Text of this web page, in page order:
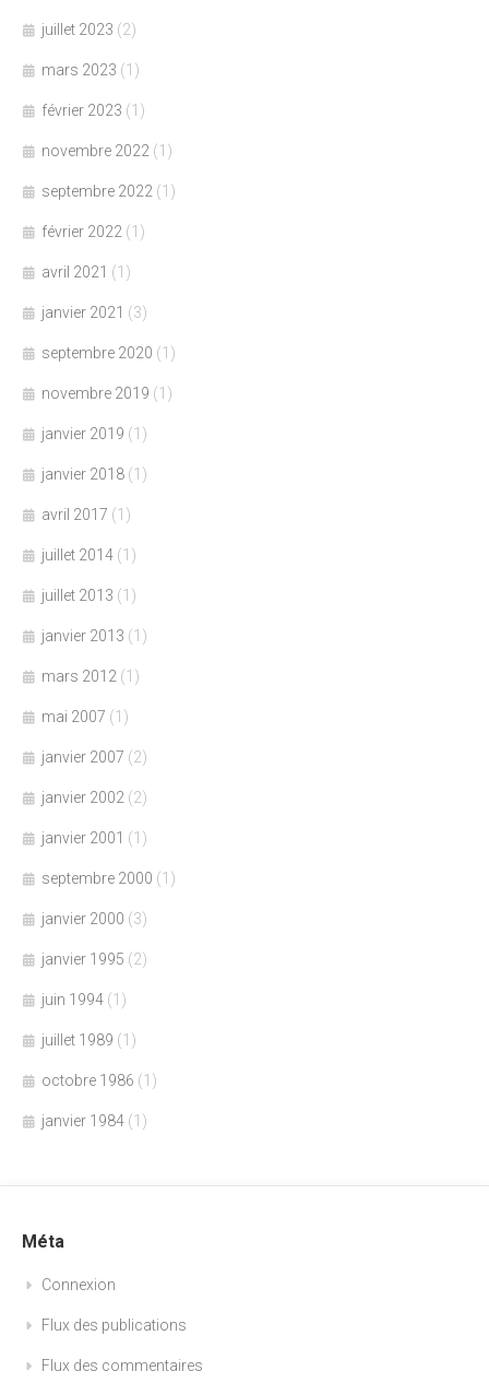
juillet 2023 (2)
mars 2023 (1)
février 2023 (1)
novembre 2022 (1)
septembre 2022 (1)
février 2022 (1)
avril 2021 (1)
janvier 2021 (3)
septembre 2020 (1)
novembre 2019 (1)
janvier 2019 (1)
janvier 2018 (1)
avril 2017 (1)
juillet 2014 (1)
juillet 2013 (1)
janvier 2013 (1)
mars 2012 (1)
mai 2007 (1)
janvier 2007 (2)
janvier 2002 (2)
janvier 2001 (1)
septembre 2000 (1)
janvier 2000 (3)
janvier 1995 (2)
juin 1994 (1)
juillet 1989 (1)
octobre 1986 (1)
janvier 1984 (1)
Méta
Connexion
Flux des publications
Flux des commentaires